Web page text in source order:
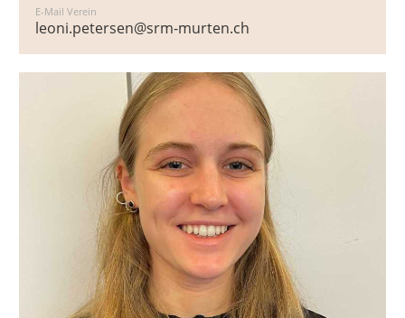
E-Mail Verein
leoni.petersen@srm-murten.ch